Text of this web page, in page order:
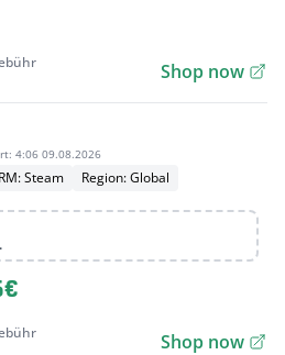
Shop now
4:06 09.08.2026
Steam Region: Global
Shop now